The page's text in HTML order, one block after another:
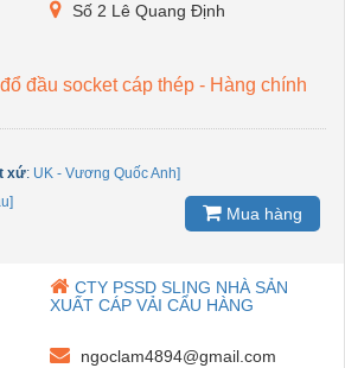
Số 2 Lê Quang Định
đầu socket cáp thép - Hàng chính
xứ: UK - Vương Quốc Anh]
Mua hàng
CTY PSSD SLING NHÀ SẢN
XUẤT CÁP VẢI CẨU HÀNG
ngoclam4894@gmail.com